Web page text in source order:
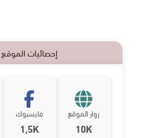
إحصائيات الموقع
زوار الموقع
10K
فايسبوك
1,5K